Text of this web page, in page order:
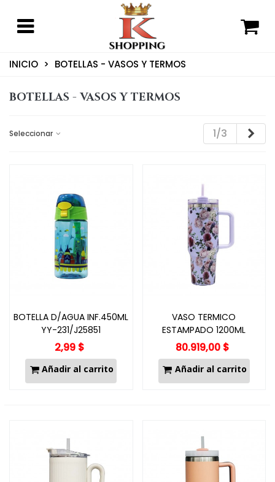
INICIO > BOTELLAS - VASOS Y TERMOS
BOTELLAS - VASOS Y TERMOS
Seleccionar 1/3
BOTELLA D/AGUA INF.450ML
YY-231/J25851
2,99 $
Añadir al carrito
VASO TERMICO
ESTAMPADO 1200ML
J25935 UL-413
80.919,00 $
Añadir al carrito